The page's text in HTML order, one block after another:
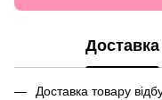
Доставка
Доставка товару